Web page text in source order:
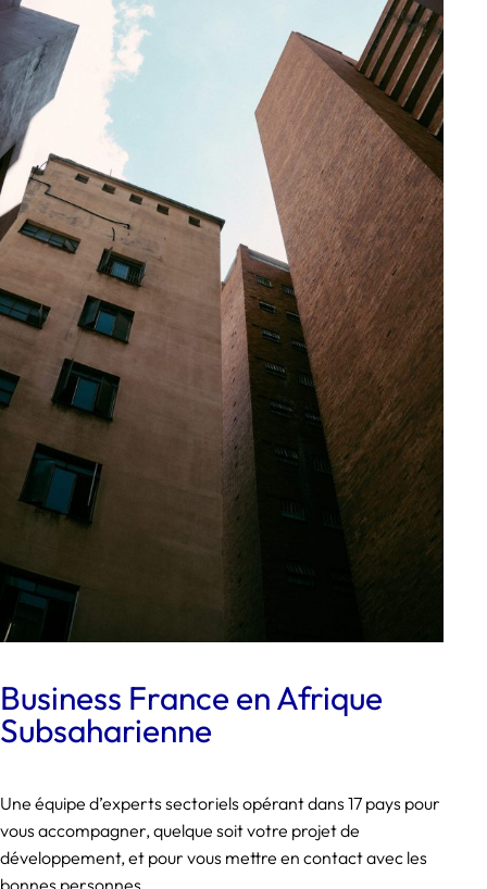
Business France en Afrique
Subsaharienne
Une équipe d’experts sectoriels opérant dans 17 pays pour
vous accompagner, quelque soit votre projet de
développement, et pour vous mettre en contact avec les
bonnes personnes.